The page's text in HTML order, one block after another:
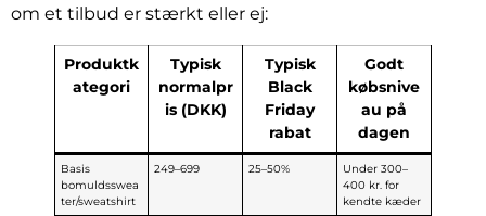
om et tilbud er stærkt eller ej:
Produktk
ategori
Typisk
normalpr
is (DKK)
Typisk
Black
Friday
rabat
Godt
købsnive
au på
dagen
Basis
bomuldsswea
ter/sweatshirt
249–699 25–50%
Under 300–
400 kr. for
kendte kæder